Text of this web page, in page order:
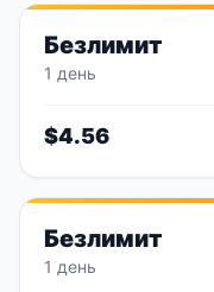
Безлимит
1 день
$4.56
Безлимит
1 день